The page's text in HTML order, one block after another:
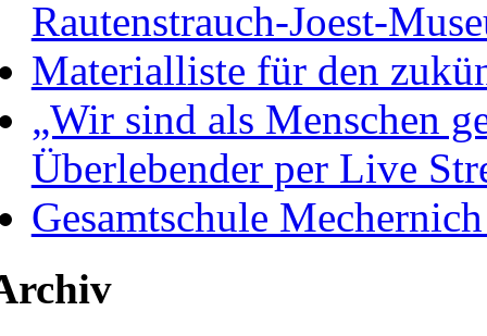
Rautenstrauch-Joest-
Materialliste für den
„Wir sind als Menschen
Überlebender per Live
Gesamtschule